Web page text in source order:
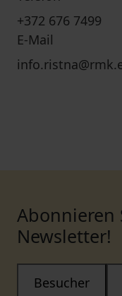
+372 676 7499
E-Mail
Abonnieren
Newsletter!
Besucher